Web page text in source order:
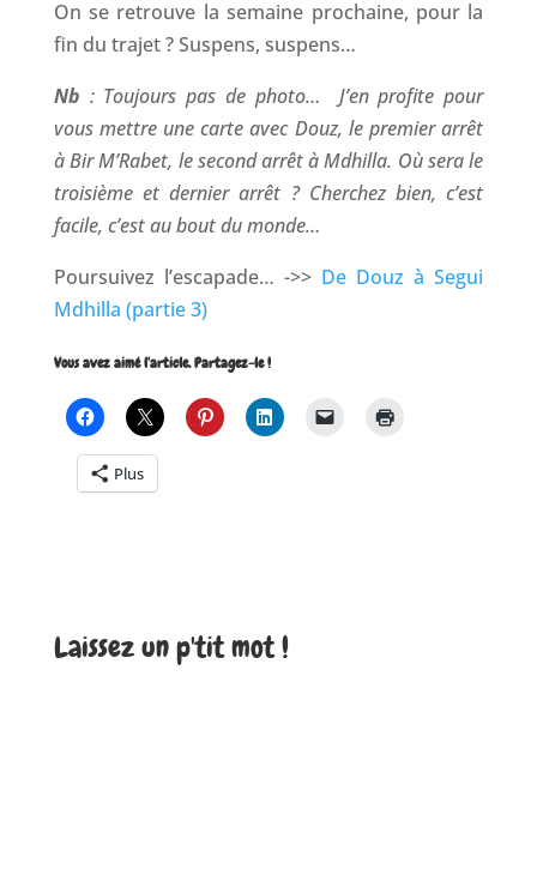
On se retrouve la semaine prochaine, pour la
fin du trajet ? Suspens, suspens…
Nb : Toujours pas de photo… J’en profite pour
vous mettre une carte avec Douz, le premier arrêt
à Bir M’Rabet, le second arrêt à Mdhilla. Où sera le
troisième et dernier arrêt ? Cherchez bien, c’est
facile, c’est au bout du monde…
Poursuivez l’escapade… ->> De Douz à Segui
Mdhilla (partie 3)
Vous avez aimé l'article. Partagez-le !
Plus
Laissez un p'tit mot !